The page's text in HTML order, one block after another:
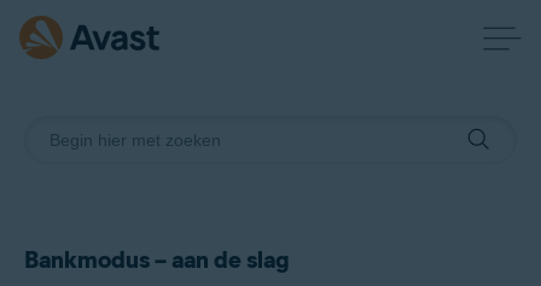
Bankmodus – aan de slag